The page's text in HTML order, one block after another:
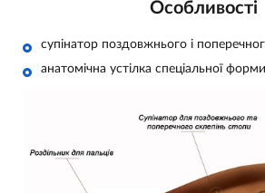
Особливості
супінатор поздовжнього і
анатомічна устілка спеціальної